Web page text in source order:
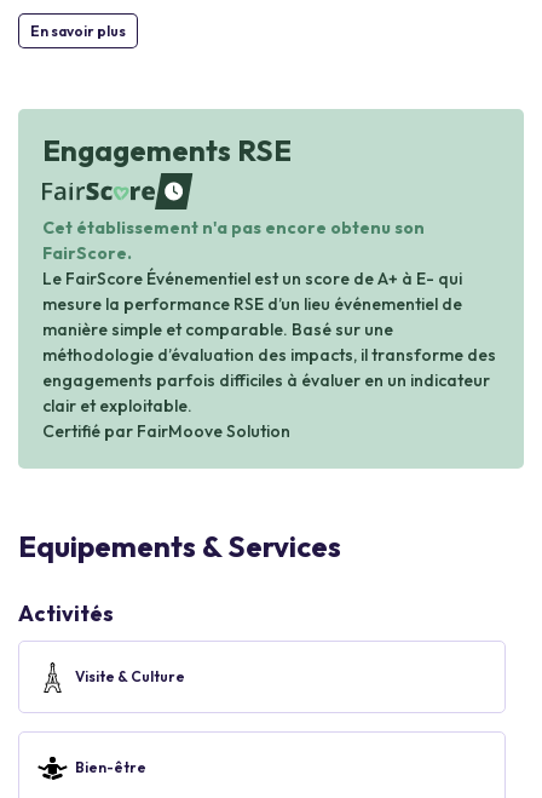
En savoir plus
Engagements RSE
waiting
Cet établissement n'a pas encore obtenu son
FairScore.
Le FairScore Événementiel est un score de A+ à E- qui
mesure la performance RSE d’un lieu événementiel de
manière simple et comparable. Basé sur une
méthodologie d’évaluation des impacts, il transforme des
engagements parfois difficiles à évaluer en un indicateur
clair et exploitable.
Certifié par FairMoove Solution
Equipements & Services
Activités
Visite & Culture
Bien-être